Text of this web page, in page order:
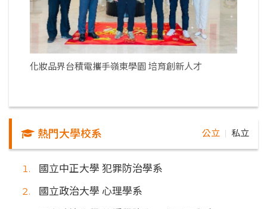
化妝品界台積電攜手嶺東學園 培育創新人才
熱門大學校系 公立 私立
國立中正大學 犯罪防治學系
國立政治大學 心理學系